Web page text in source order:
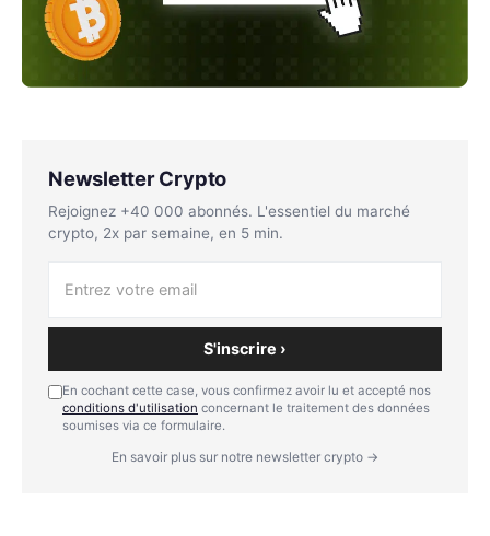
Newsletter Crypto
Rejoignez +40 000 abonnés. L'essentiel du marché
crypto, 2x par semaine, en 5 min.
S'inscrire ›
En cochant cette case, vous confirmez avoir lu et accepté nos
conditions d'utilisation concernant le traitement des données
soumises via ce formulaire.
En savoir plus sur notre newsletter crypto →